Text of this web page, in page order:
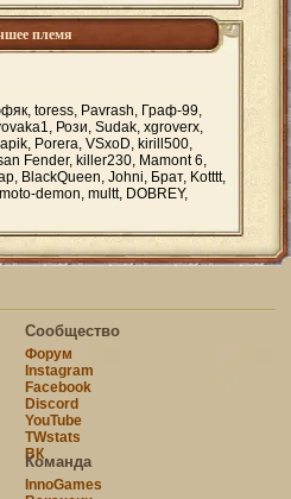
племя
toress, Pavrash, Граф-99,
Рози, Sudak, xgroverx,
Porera, VSxoD, kirill500,
Fender, killer230, Mamont 6,
BlackQueen, Johni, Брат, Kotttt,
demon, multt, DOBREY,
Сообщество
Форум
Instagram
Facebook
Discord
YouTube
TWstats
ВК
Команда
InnoGames